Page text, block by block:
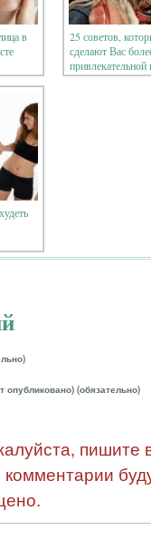
в
25 советов,
сделают Вас
привлекательной
фотографиях
опубликовано) (обязательно)
пишите